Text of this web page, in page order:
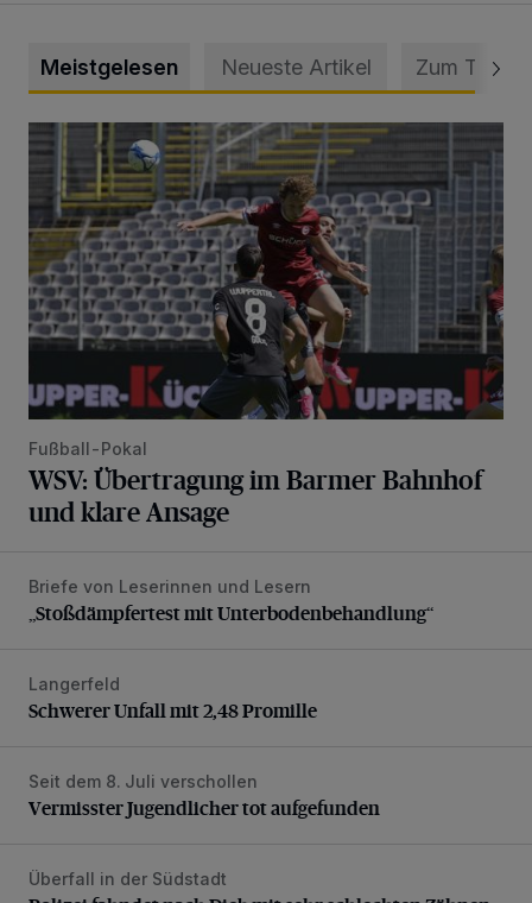
Meistgelesen Neueste Artikel Zum Thema
WSV: Übertragung im Barmer Bahnhof und klare Ansage
Fußball-Pokal
WSV: Übertragung im Barmer Bahnhof
und klare Ansage
„Stoßdämpfertest mit Unterbodenbehandlung“
Briefe von Leserinnen und Lesern
„Stoßdämpfertest mit Unterbodenbehandlung“
Schwerer Unfall mit 2,48 Promille
Langerfeld
Schwerer Unfall mit 2,48 Promille
Vermisster Jugendlicher tot aufgefunden
Seit dem 8. Juli verschollen
Vermisster Jugendlicher tot aufgefunden
Polizei fahndet nach Dieb mit sehr schlechten Zähnen
Überfall in der Südstadt